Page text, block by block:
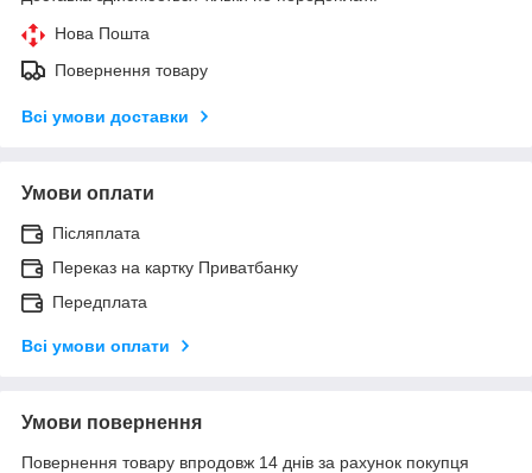
Нова Пошта
Повернення товару
Всі умови доставки
Умови оплати
Післяплата
Переказ на картку Приватбанку
Передплата
Всі умови оплати
Умови повернення
Повернення товару впродовж 14 днів за рахунок покупця